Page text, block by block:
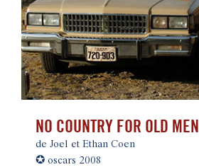
NO COUNTRY FOR OLD MEN
de Joel et Ethan Coen
✪ oscars 2008